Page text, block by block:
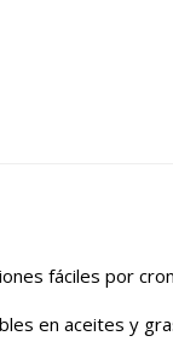
fáciles por
en aceites y